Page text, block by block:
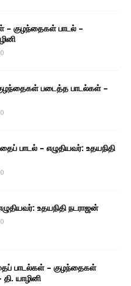
– குழந்தைகள் பாடல் –
0
படைத்த பாடல்கள் –
0
பாடல் – எழுதியவர்: உதயநிதி
0
உதயநிதி நடராஜன்
0
பாடல்கள் – குழந்தைகள்
யாழினி